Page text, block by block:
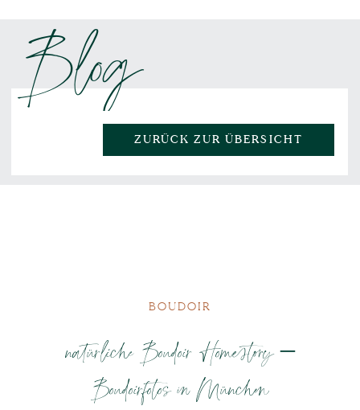
Blog
ZURÜCK ZUR ÜBERSICHT
BOUDOIR
natürliche Boudoir Homestory –
Boudoirfotos in München